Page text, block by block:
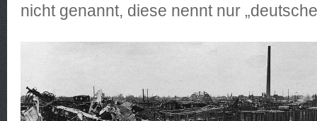
nicht genannt, diese nennt nur